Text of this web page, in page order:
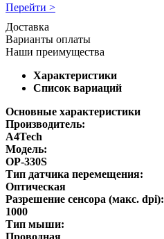
Перейти >
Доставка
Варианты оплаты
Наши преимущества
Характеристики
Список вариаций
Основные характеристики
Производитель:
A4Tech
Модель:
OP-330S
Тип датчика перемещения:
Оптическая
Разрешение сенсора (макс. dpi):
1000
Тип мыши:
Проводная